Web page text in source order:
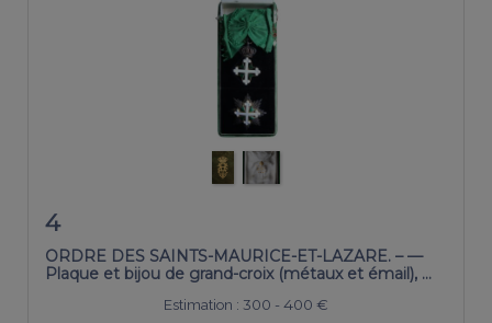
4
ORDRE DES SAINTS-MAURICE-ET-LAZARE. – —
Plaque et bijou de grand-croix (métaux et émail), …
Estimation : 300 - 400 €